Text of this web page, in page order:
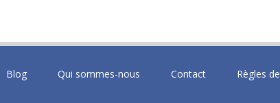
Blog Qui sommes-nous Contact Règles